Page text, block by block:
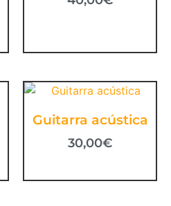
Guitarra acústica
30,00€